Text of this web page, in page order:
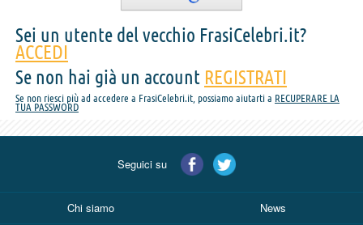
Sei un utente del vecchio FrasiCelebri.it?
ACCEDI
Se non hai già un account REGISTRATI
Se non riesci più ad accedere a FrasiCelebri.it, possiamo aiutarti a RECUPERARE LA
TUA PASSWORD
Seguici su
Chi siamo News